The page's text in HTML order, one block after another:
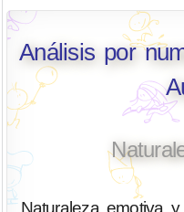
Análisis por
Naturaleza emotiva